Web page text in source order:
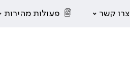
צרו קשר פעולות מהירות